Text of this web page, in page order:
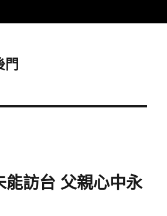
門
能訪台 父親心中永